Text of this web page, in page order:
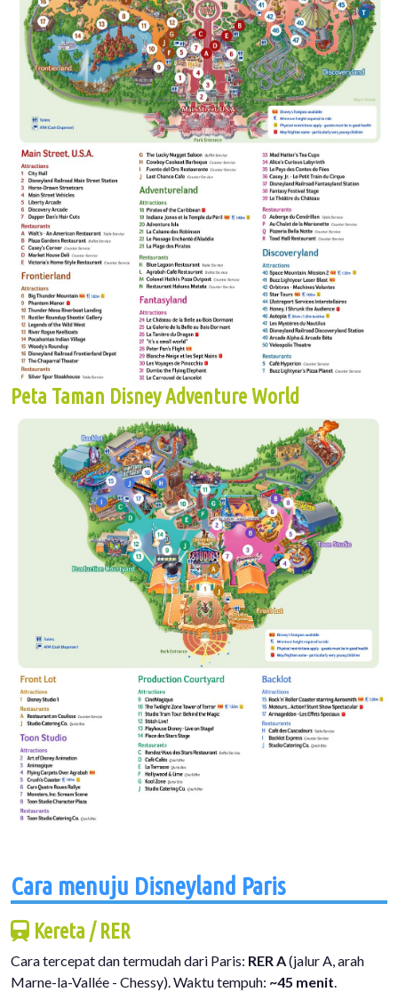
Peta Taman Disney Adventure World
Cara menuju Disneyland Paris
Kereta / RER
Cara tercepat dan termudah dari Paris: RER A(jalur A, arah
Marne-la-Vallée - Chessy). Waktu tempuh: ~45 menit